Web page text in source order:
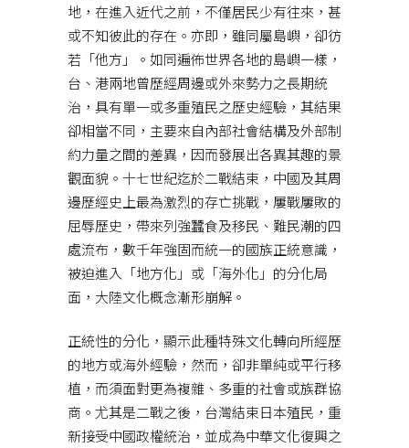
地，在進入近代之前，不僅居民少有往來，甚
或不知彼此的存在。亦即，雖同屬島嶼，卻彷
若「他方」。如同遍佈世界各地的島嶼一樣，
台、港兩地曾歷經周邊或外來勢力之長期統
治，具有單一或多重殖民之歷史經驗，其結果
卻相當不同，主要來自內部社會結構及外部制
約力量之間的差異，因而發展出各異其趣的景
觀面貌。十七世紀迄於二戰結束，中國及其周
邊歷經史上最為激烈的存亡挑戰，屢戰屢敗的
屈辱歷史，帶來列強蠶食及移民、難民潮的四
處流布，數千年強固而統一的國族正統意識，
被迫進入「地方化」或「海外化」的分化局
面，大陸文化概念漸形崩解。
正統性的分化，顯示此種特殊文化轉向所經歷
的地方或海外經驗，然而，卻非單純或平行移
植，而須面對更為複雜、多重的社會或族群協
商。尤其是二戰之後，台灣結束日本殖民，重
新接受中國政權統治，並成為中華文化復興之